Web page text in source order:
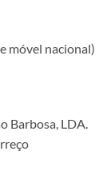
móvel nacional)
Barbosa, LDA.